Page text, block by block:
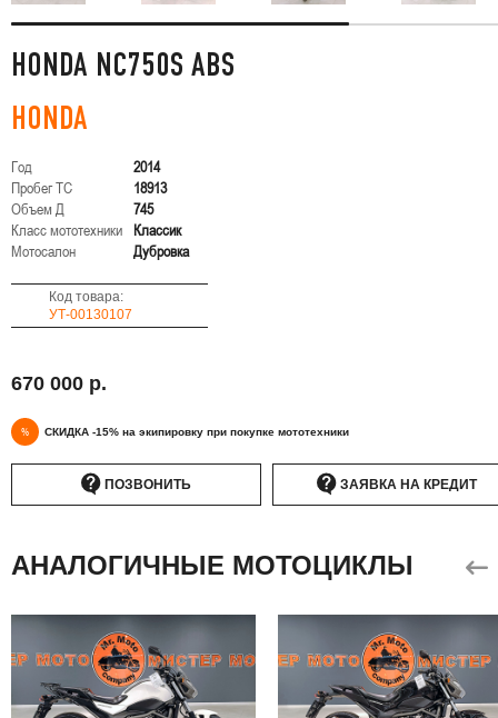
HONDA NC750S ABS
HONDA
Год
2014
Пробег ТС
18913
Объем Д
745
Класс мототехники
Классик
Мотосалон
Дубровка
Код товара:
УТ-00130107
670 000 р.
% СКИДКА -15% на экипировку при покупке мототехники
ПОЗВОНИТЬ ЗАЯВКА НА КРЕДИТ
АНАЛОГИЧНЫЕ МОТОЦИКЛЫ